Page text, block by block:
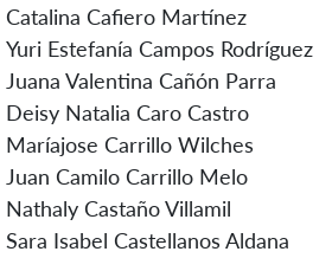
Catalina Cafiero Martínez
Yuri Estefanía Campos Rodríguez
Juana Valentina Cañón Parra
Deisy Natalia Caro Castro
Maríajose Carrillo Wilches
Juan Camilo Carrillo Melo
Nathaly Castaño Villamil
Sara Isabel Castellanos Aldana